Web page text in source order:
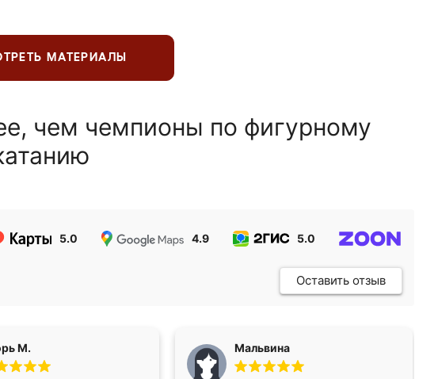
МАТЕРИАЛЫ
чем чемпионы по фигурному
5.0 4.9 5.0
Оставить отзыв
М. Мальвина